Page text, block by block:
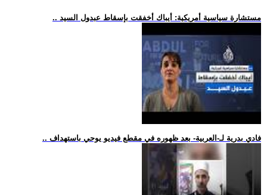
.. مستشارة سياسية أمريكية: أيباك أخفقت بإسقاط عبدول السيد
.. فادي بدرية لـ-العربية- بعد ظهوره في مقطع فيديو يوحي باستهداف